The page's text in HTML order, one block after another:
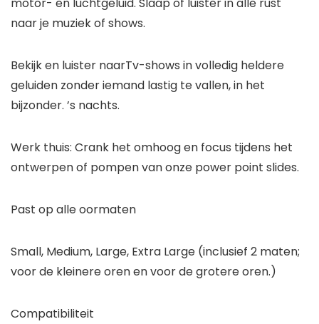
motor- en luchtgeluid. Slaap of luister in alle rust
naar je muziek of shows.
Bekijk en luister naarTv-shows in volledig heldere
geluiden zonder iemand lastig te vallen, in het
bijzonder. ’s nachts.
Werk thuis: Crank het omhoog en focus tijdens het
ontwerpen of pompen van onze power point slides.​
Past op alle oormaten
Small, Medium, Large, Extra Large (inclusief 2 maten;
voor de kleinere oren en voor de grotere oren.)
Compatibiliteit